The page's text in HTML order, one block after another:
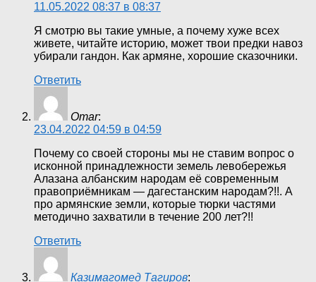
11.05.2022 08:37 в 08:37
Я смотрю вы такие умные, а почему хуже всех
живете, читайте историю, может твои предки навоз
убирали гандон. Как армяне, хорошие сказочники.
Ответить
Omar:
23.04.2022 04:59 в 04:59
Почему со своей стороны мы не ставим вопрос о
исконной принадлежности земель левобережья
Алазана албанским народам её современным
правоприёмникам — дагестанским народам?!!. А
про армянские земли, которые тюрки частями
методично захватили в течение 200 лет?!!
Ответить
Казимагомед Тагиров: